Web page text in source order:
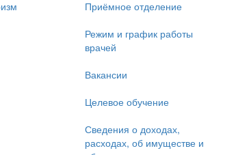
Приёмное отделение
Режим и график работы
врачей
Вакансии
Целевое обучение
Сведения о доходах,
расходах, об имуществе и